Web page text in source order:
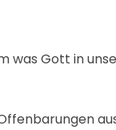
was Gott in